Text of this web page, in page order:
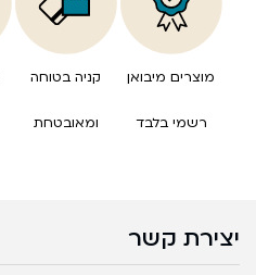
מוצרים מיבואן
רשמי בלבד
קניה בטוחה
ומאובטחת
יצירת קשר